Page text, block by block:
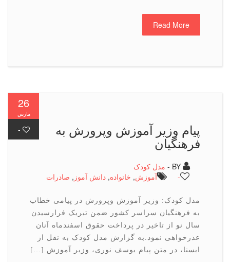
Read More
پیام وزیر آموزش وپرورش به
فرهنگیان
مدل کودک
آموزش,خانواده, دانش آموز,صادرات
مدل کودک: وزیر آموزش وپرورش در پیامی خطاب
به فرهنگیان سراسر کشور ضمن تبریک فرارسیدن
سال نو از تاخیر در پرداخت حقوق اسفندماه آنان
عذرخواهی نمود.به گزارش مدل کودک به نقل از
ایسنا، در متن پیام یوسف نوری، وزیر آموزش […]